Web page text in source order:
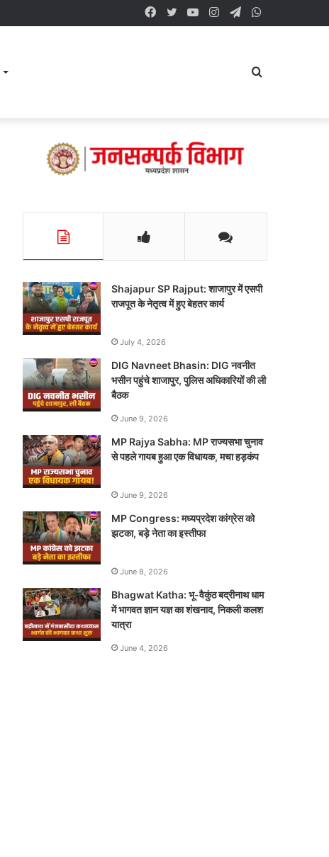
Telegram
Instagram
YouTube
Twitter
Facebook
Search
Shajapur SP Rajput: शाजापुर में एसपी
राजपूत के नेतृत्व में हुए बेहतर कार्य
July 4, 2026
DIG Navneet Bhasin: DIG नवनीत
भसीन पहुंचे शाजापुर, पुलिस अधिकारियों की ली
बैठक
June 9, 2026
MP Rajya Sabha: MP राज्यसभा चुनाव
से पहले गायब हुआ एक विधायक, मचा हड़कंप
June 9, 2026
MP Congress: मध्यप्रदेश कांग्रेस को
झटका, बड़े नेता का इस्तीफा
June 8, 2026
Bhagwat Katha: भू-वैकुंठ बद्रीनाथ धाम
में भागवत ज्ञान यज्ञ का शंखनाद, निकली कलश
यात्रा
June 4, 2026